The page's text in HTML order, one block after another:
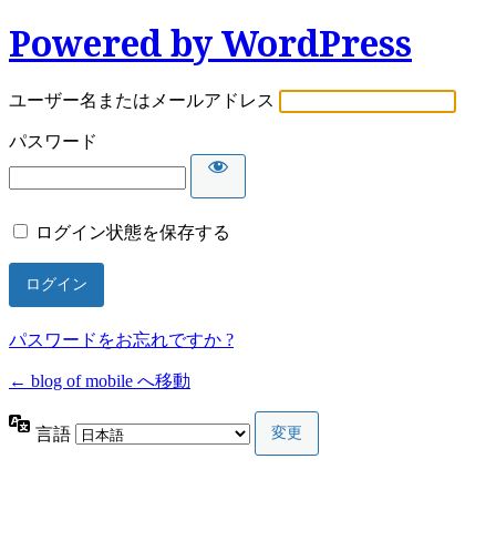
Powered by WordPress
ユーザー名またはメールアドレス
パスワード
ログイン状態を保存する
パスワードをお忘れですか ?
← blog of mobile へ移動
言語